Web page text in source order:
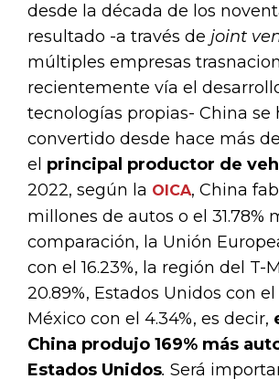
desde la década de los
resultado -a través de joint
múltiples empresas
recientemente vía el
tecnologías propias- China se
convertido desde hace más de
el principal productor de
2022, según la OICA, China
millones de autos o el 31.78%
comparación, la Unión
con el 16.23%, la región del T-
20.89%, Estados Unidos con el
México con el 4.34%, es decir,
China produjo 169% más
Estados Unidos. Será